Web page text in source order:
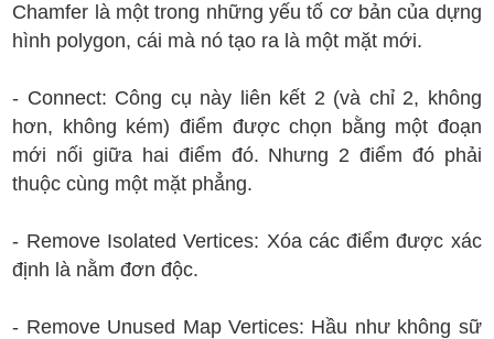
Chamfer là một trong những yếu tố cơ bản của dựng
hình polygon, cái mà nó tạo ra là một mặt mới.
- Connect: Công cụ này liên kết 2 (và chỉ 2, không
hơn, không kém) điểm được chọn bằng một đoạn
mới nối giữa hai điểm đó. Nhưng 2 điểm đó phải
thuộc cùng một mặt phẳng.
- Remove Isolated Vertices: Xóa các điểm được xác
định là nằm đơn độc.
- Remove Unused Map Vertices: Hầu như không sữ